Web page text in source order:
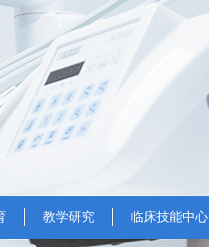
教学研究 临床技能中心